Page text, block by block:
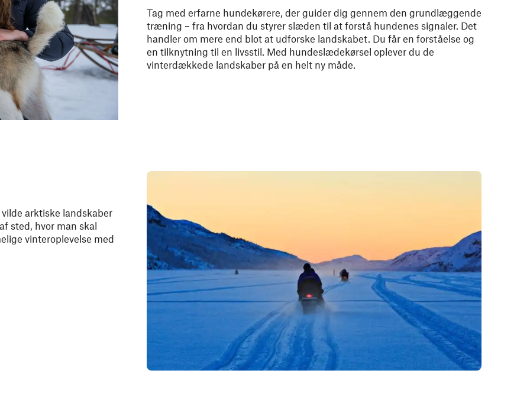
Tag med erfarne hundekørere, der guider dig gennem den grundlæggende
træning – fra hvordan du styrer slæden til at forstå hundenes signaler. Det
handler om mere end blot at udforske landskabet. Du får en forståelse og
en tilknytning til en livsstil. Med hundeslædekørsel oplever du de
vinterdækkede landskaber på en helt ny måde.
arktiske landskaber
sted, hvor man skal
vinteroplevelse med